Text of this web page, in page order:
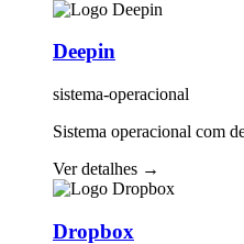
Deepin
sistema-operacional
Sistema operacional com
Ver detalhes →
Dropbox